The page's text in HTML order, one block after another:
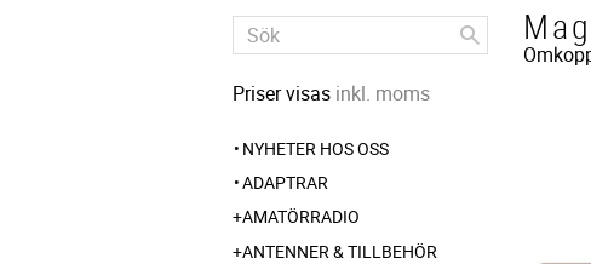
Priser visas inkl. moms
NYHETER HOS OSS
ADAPTRAR
AMATÖRRADIO
ANTENNER & TILLBEHÖR